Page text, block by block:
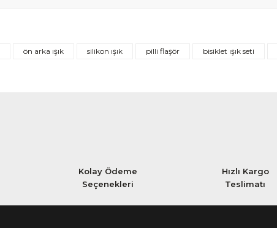
ön arka ışık silikon ışık pilli flaşör bisiklet ışık seti
Kolay Ödeme
Seçenekleri
Hızlı Kargo
Teslimatı